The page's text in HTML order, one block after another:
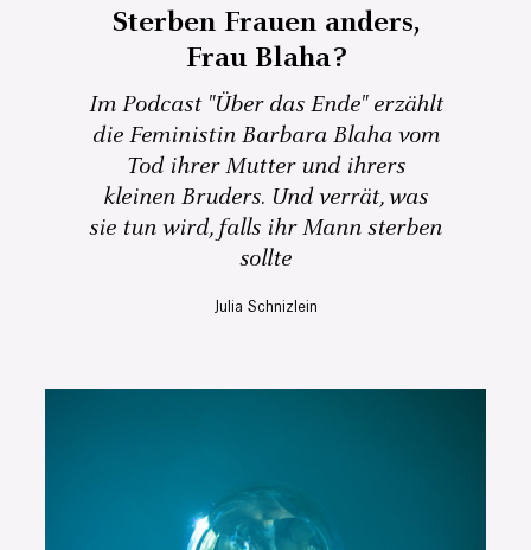
Sterben Frauen anders,
Frau Blaha?
Im Podcast "Über das Ende" erzählt
die Feministin Barbara Blaha vom
Tod ihrer Mutter und ihrers
kleinen Bruders. Und verrät, was
sie tun wird, falls ihr Mann sterben
sollte
Julia Schnizlein